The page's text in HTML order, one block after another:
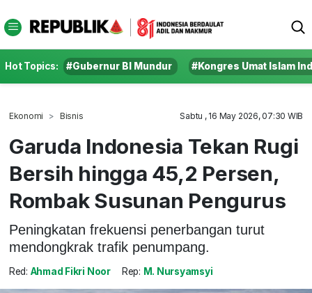
Hot Topics: #Gubernur BI Mundur #Kongres Umat Islam
Ekonomi Bisnis Sabtu , 16 May 2026, 07:30 WIB
Garuda Indonesia Tekan Rugi
Bersih hingga 45,2 Persen,
Rombak Susunan Pengurus
Peningkatan frekuensi penerbangan turut
mendongkrak trafik penumpang.
Red: Ahmad Fikri Noor Rep: M. Nursyamsyi